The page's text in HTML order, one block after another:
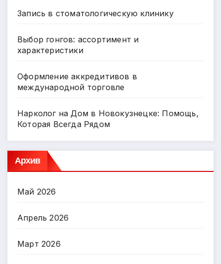
Запись в стоматологическую клинику
Выбор гонгов: ассортимент и
характеристики
Оформление аккредитивов в
международной торговле
Нарколог на Дом в Новокузнецке: Помощь,
Которая Всегда Рядом
Архив
Май 2026
Апрель 2026
Март 2026